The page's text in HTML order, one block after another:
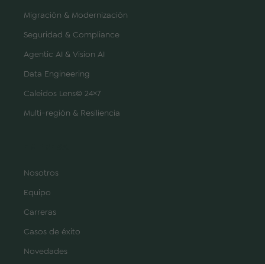
Migración & Modernización
Seguridad & Compliance
Agentic AI & Vision AI
Data Engineering
Caleidos Lens© 24×7
Multi-región & Resiliencia
Nosotros
Equipo
Carreras
Casos de éxito
Novedades